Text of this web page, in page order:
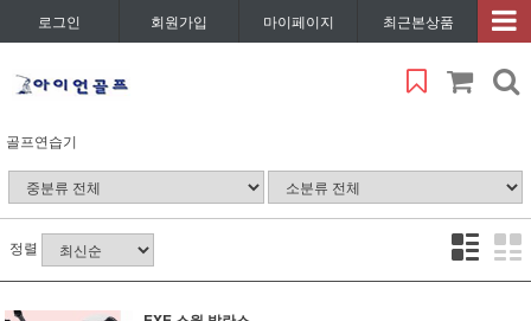
로그인 회원가입 마이페이지 최근본상품
골프연습기
정렬